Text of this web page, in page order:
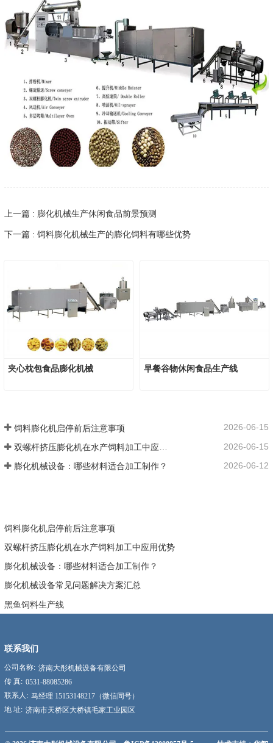
上一篇 : 膨化机械生产休闲食品前景预测
下一篇 : 饲料膨化机械生产的膨化饲料有哪些优势
夹心枕包食品膨化机械 早餐谷物休闲食品生产线
饲料膨化机启停前后注意事项 2026-06-15
2026-06-15
膨化机械设备：哪些材料适合加工制作？ 2026-06-12
饲料膨化机启停前后注意事项
双螺杆挤压膨化机在水产饲料加工中应用优势
膨化机械设备：哪些材料适合加工制作？
膨化机械设备常见问题解决方案汇总
黑鱼饲料生产线
联系我们
公司名称: 济南大彤机械设备有限公司
传 真: 0531-88085286
联系人: 马经理 15153148217（微信同号）
地 址: 济南市天桥区大桥镇毛家工业园区